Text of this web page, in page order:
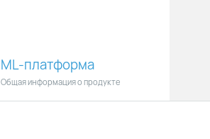
ML-платформа
Общая информация о продукте